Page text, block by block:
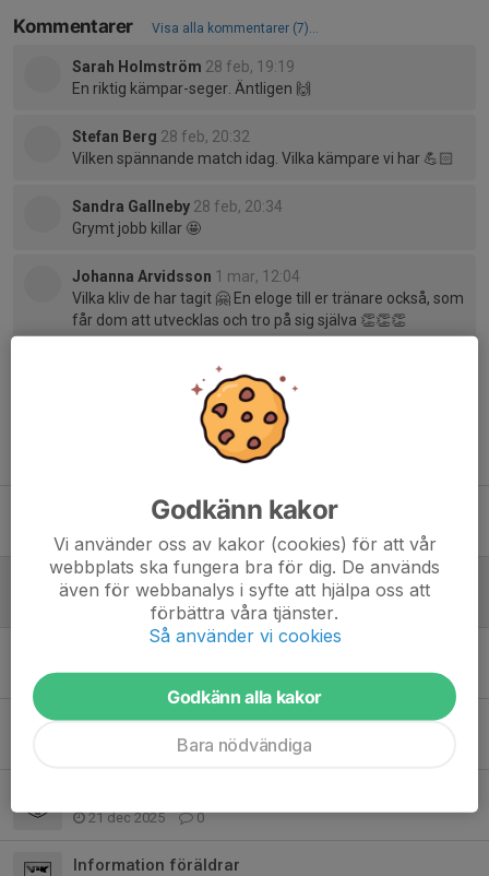
Kommentarer Visa alla kommentarer (7)...
Sarah Holmström 28 feb, 19:19
En riktig kämpar-seger. Äntligen 🙌
Stefan Berg 28 feb, 20:32
Vilken spännande match idag. Vilka kämpare vi har 💪🏻
Sandra Gallneby 28 feb, 20:34
Grymt jobb killar 🤩
Johanna Arvidsson 1 mar, 12:04
Vilka kliv de har tagit 🤗 En eloge till er tränare också, som
får dom att utvecklas och tro på sig själva 👏👏👏
Inställd träning
Vinst 🏆
28 feb, 18:24 7
20 jan, 21:56 2
Inställd träning
0
21 dec 2025 0
Information föräldrar
Godkänn kakor
Vi använder oss av kakor (cookies) för att vår
webbplats ska fungera bra för dig. De används
även för webbanalys i syfte att hjälpa oss att
förbättra våra tjänster.
Så använder vi cookies
Godkänn alla kakor
Bara nödvändiga